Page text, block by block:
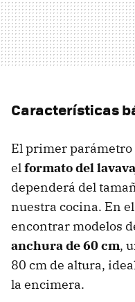
Características
El primer parámetro
elformato del
dependerá del
nuestra cocina. En
encontrar modelos
anchura de 60 cm,
80 cm de altura,
la encimera.